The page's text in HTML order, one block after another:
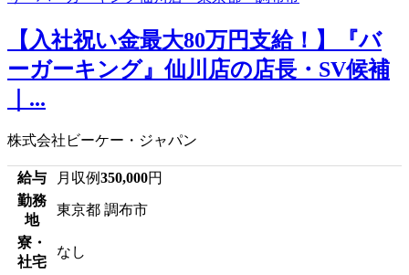
【入社祝い金最大80万円支給！】『バ
ーガーキング』仙川店の店長・SV候補
｜...
株式会社ビーケー・ジャパン
給与 月収例350,000円
勤務
地
東京都 調布市
寮・
社宅
なし